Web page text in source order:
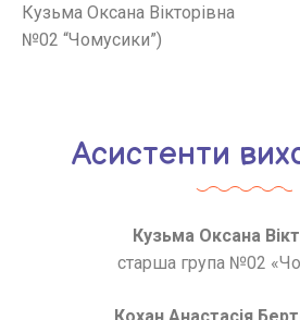
Кузьма Оксана Вікторівна
№02 “Чомусики”)
Асистенти
Кузьма Оксана
старша група №02
Кохан Анастасія